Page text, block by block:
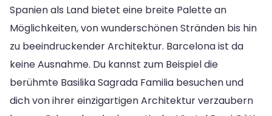
Spanien als Land bietet eine breite Palette an
Möglichkeiten, von wunderschönen Stränden bis hin
zu beeindruckender Architektur. Barcelona ist da
keine Ausnahme. Du kannst zum Beispiel die
berühmte Basilika Sagrada Familia besuchen und
dich von ihrer einzigartigen Architektur verzaubern